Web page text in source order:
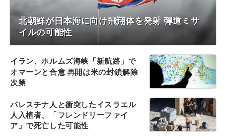
北朝鮮が日本海に向け飛翔体を発射 弾道ミサ
イルの可能性
イラン、ホルムズ海峡「新航路」で
オマーンと合意 再開は米の封鎖解除
次第
パレスチナ人と衝突したイスラエル
人入植者、「フレンドリーファイ
ア」で死亡した可能性